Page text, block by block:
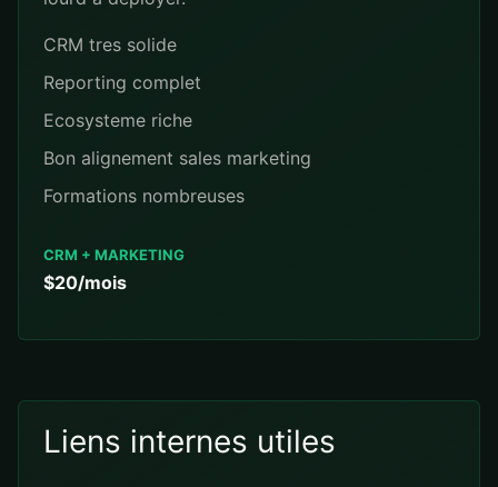
CRM tres solide
Reporting complet
Ecosysteme riche
Bon alignement sales marketing
Formations nombreuses
CRM + MARKETING
$20/mois
Liens internes utiles